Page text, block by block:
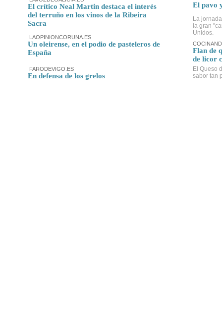
El crítico Neal Martin destaca el interés
del terruño en los vinos de la Ribeira
Sacra
LAOPINIONCORUNA.ES
Un oleirense, en el podio de pasteleros de
España
FARODEVIGO.ES
En defensa de los grelos
El pavo
La
la gran
Unidos.
Flan de
de licor
El Queso
sabor tan